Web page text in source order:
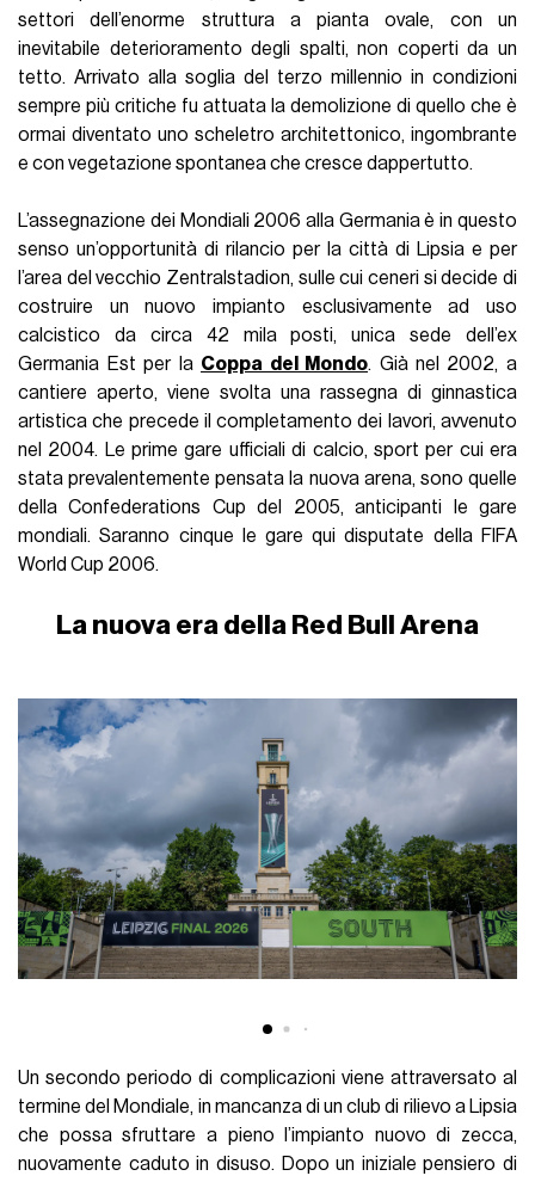
settori dell’enorme struttura a pianta ovale, con un
inevitabile deterioramento degli spalti, non coperti da un
tetto. Arrivato alla soglia del terzo millennio in condizioni
sempre più critiche fu attuata la demolizione di quello che è
ormai diventato uno scheletro architettonico, ingombrante
e con vegetazione spontanea che cresce dappertutto.
L’assegnazione dei Mondiali 2006 alla Germania è in questo
senso un’opportunità di rilancio per la città di Lipsia e per
l’area del vecchio Zentralstadion, sulle cui ceneri si decide di
costruire un nuovo impianto esclusivamente ad uso
calcistico da circa 42 mila posti, unica sede dell’ex
Germania Est per la Coppa del Mondo. Già nel 2002, a
cantiere aperto, viene svolta una rassegna di ginnastica
artistica che precede il completamento dei lavori, avvenuto
nel 2004. Le prime gare ufficiali di calcio, sport per cui era
stata prevalentemente pensata la nuova arena, sono quelle
della Confederations Cup del 2005, anticipanti le gare
mondiali. Saranno cinque le gare qui disputate della FIFA
World Cup 2006.
La nuova era della Red Bull Arena
Un secondo periodo di complicazioni viene attraversato al
termine del Mondiale, in mancanza di un club di rilievo a Lipsia
che possa sfruttare a pieno l’impianto nuovo di zecca,
nuovamente caduto in disuso. Dopo un iniziale pensiero di